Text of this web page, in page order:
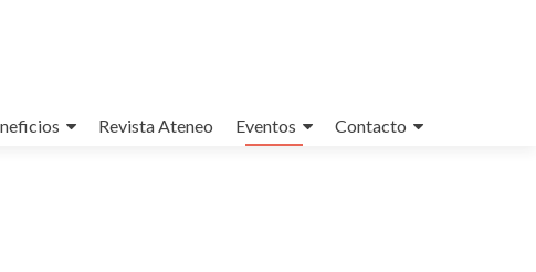
Revista Ateneo Eventos Contacto